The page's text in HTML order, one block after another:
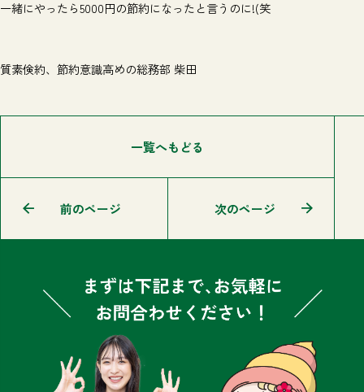
一緒にやったら5000円の節約になったと言うのに!(笑
質素倹約、節約意識高めの総務部 柴田
前のページ
一覧へもどる
次のページ